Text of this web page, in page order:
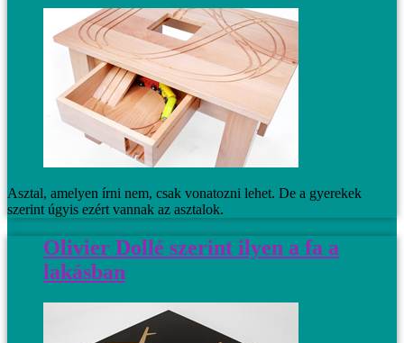
Asztal, amelyen írni nem, csak vonatozni lehet. De a gyerekek
szerint úgyis ezért vannak az asztalok.
Olivier Dollé szerint ilyen a fa a
lakásban